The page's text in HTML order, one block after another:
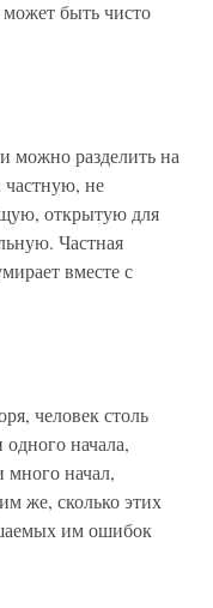
быть чисто
можно разделить на
не
открытую для
Частная
вместе с
человек столь
начала,
много начал,
же, сколько этих
им ошибок